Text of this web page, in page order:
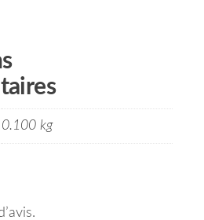
0.100 kg